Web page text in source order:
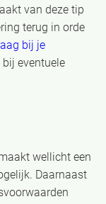
van deze tip
terug in orde
bij je
bij eventuele
wellicht een
Daarnaast